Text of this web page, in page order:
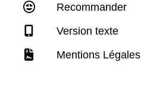
Recommander
Version texte
Mentions Légales